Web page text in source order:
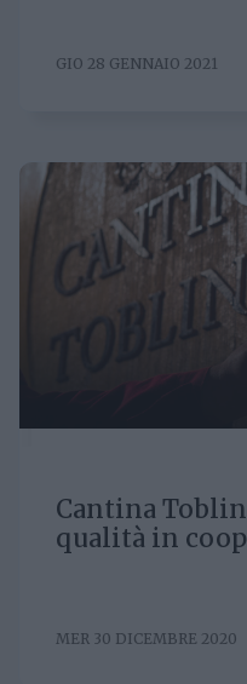
GIO 28 GENNAIO 2021
Cantina
qualità in
MER 30 DICEMBRE 2020